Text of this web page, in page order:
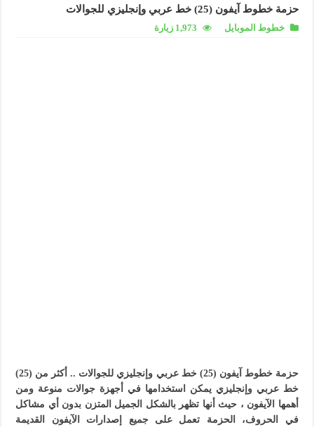
حزمة خطوط آيفون (25) خط عربي وإنجليزي للجوالات
خطوط الموبايل 1,973 زيارة
حزمة خطوط آيفون (25) خط عربي وإنجليزي للجوالات .. أكثر من (25)
خط عربي وإنجليزي يمكن استخدامها في أجهزة جوالات منوعة ومن
أهمها
الآيفون ، حيث أنها تظهر بالشكل الجميل المتزن بدون أي مشاكل
في الحروف، الحزمة تعمل على جميع إصدارات الآيفون القديمة